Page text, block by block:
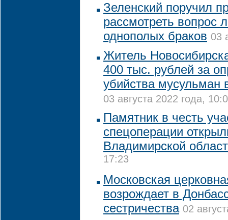
Зеленский поручил
рассмотреть вопрос
однополых браков 03
Житель
400 тыс. рублей за
убийства мусульман
03 августа 2022 года,
Памятник в честь
спецоперации
Владимирской
17:23
Московская
возрождает в
сестричества 02